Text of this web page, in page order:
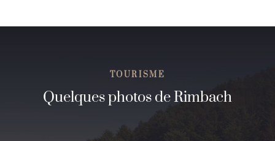
TOURISME
Quelques photos de Rimbach